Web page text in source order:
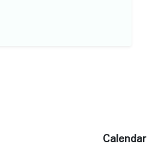
Calendar